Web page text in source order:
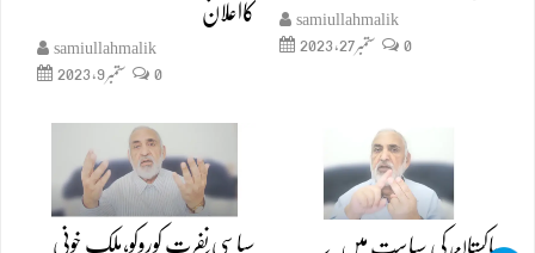
samiullahmalik
ستمبر 27, 2023
0
کااعلان
samiullahmalik
ستمبر 9, 2023
0
پاکستان کی سیاست میں سیاسی نفرت کوروکو،ملک خونی